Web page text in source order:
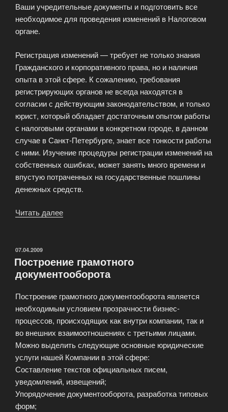
Ваши учредительные документы и подготовить все
необходимое для проведения изменений в Налоговом
органе.
Регистрация изменений — требует не только знания
Гражданского и корпоративного права, но и наличия
опыта в этой сфере. К сожалению, требования
регистрирующих органов не всегда находятся в
согласии с действующим законодательством, и только
юрист, который обладает достаточным опытом работы
с налоговыми органами в конкретном городе, в данном
случае в Санкт-Петербурге, знает все тонкости работы
с ними. Изучение процедуры регистрации изменений на
собственных ошибках, может занять много времени и
впустую потраченных на государственные пошлины
денежных средств.
Читать далее
ОПУБЛИКОВАНО
07.04.2009
Построение грамотного
документооборота
Построение грамотного документооборота является
необходимым условием прозрачности бизнес-
процессов, происходящих как внутри компании, так и
во внешних взаимоотношениях с третьими лицами.
Можно выделить следующие основные юридические
услуги нашей Компании в этой сфере:
Составление текстов официальных писем,
уведомлений, извещений;
Упорядочение документооборота, разработка типовых
форм;